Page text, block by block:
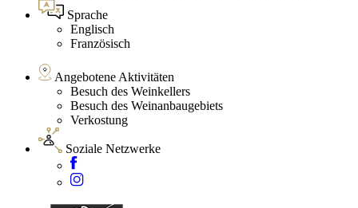
Sprache
Englisch
Französisch
Angebotene Aktivitäten
Besuch des Weinkellers
Besuch des Weinanbaugebiets
Verkostung
Soziale Netzwerke